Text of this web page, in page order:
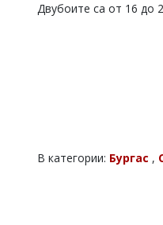
Двубоите са от 16 до
В категории: Бургас ,